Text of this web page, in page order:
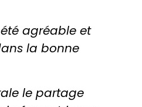
agréable et
la bonne
le partage